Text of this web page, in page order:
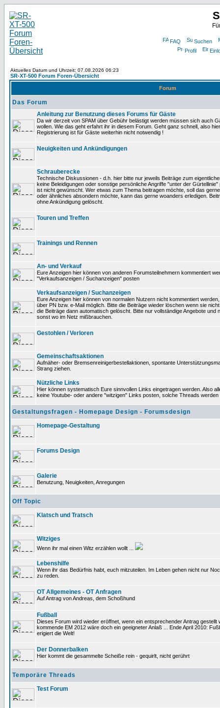
FAQ
Suchen
Profil
Aktuelles Datum und Uhrzeit: 07.08.2026 06:23
SR-XT-500 Forum Foren-Übersicht
Forum
Das Forum
Anleitung zur Benutzung dieses Forums für Gäste
Da wir derzeit von SPAM über Gebühr belästigt werden müssen sich auch
wollen. Wie das geht erfahrt ihr in diesem Forum. Geht ganz schnell, also
Registrierung ist für Gäste weiterhin nicht notwendig !
Neuigkeiten und Ankündigungen
Schrauberecke
Technische Diskussionen - d.h. hier bitte nur jeweils Beiträge zum
keine Beleidigungen oder sonstige persönliche Angriffe "unter der
ist nicht gewünscht. Wer etwas zum Thema beitragen möchte, soll das
oder ähnliches absondern möchte, kann das gerne woanders erledigen.
ohne Ankündigung gelöscht.
Touren und Treffen
Trainings und Rennen
An- und Verkauf
Eure Anzeigen hier können von anderen Forumsteilnehmern kommentiert
"Verkaufsanzeigen / Suchanzeigen" posten
Verkaufsanzeigen / Suchanzeigen
Eure Anzeigen hier können von normalen Nutzern nicht kommentiert
über PN bzw. e-Mail möglich. Bitte die Beiträge wieder löschen wenn sie
die Beiträge dann automatisch gelöscht. Bitte nur vollständige Angebote und
sonst wo im Netz mißbrauchen.
Gestohlen / Verloren
Gemeinschaftsaktionen
Aufnäher- oder Bremsenreinigerbestellaktionen, spontante
Strang ziehen.
Nützliche Links
Hier können systematisch Eure sinnvollen Links eingetragen werden. Also
keine Youtube- oder andere "witzigen" Links posten, solche Threads
Gestaltungsfragen - Homepage Design - Forumsdesign
Homepage-Gestaltung
Forums Design
Galerie
Benutzung, Neuigkeiten, Anregungen
Off Topic
Klatsch und Tratsch
Witziges
Wenn ihr mal einen Witz erzählen wollt ...
Lebenshilfe
Wenn ihr das Bedürfnis habt, euch mitzuteilen. Im Leben gehen nicht nur
zu reden.
OT Allgemeines - OT Anfragen
Auf Antrag von Andreas, dem Schoßhund
Fußball
Dieses Forum wird wieder eröffnet, wenn ein entsprechender Antrag
kommende EM 2012 wäre doch ein geeigneter Anlaß ... Ende April 2010:
erigiert die Welt!
Der Donnerbalken
Hier kommt die gesammelte Scheiße rein - gequirlt, nicht gerührt
Temporäre Threads
Test Forum